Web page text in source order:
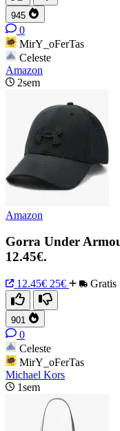
945
0
MirY_oFerTas
Celeste
Amazon
2sem
Amazon
Gorra Under
12.45€.
12.45€ 25€ Gratis
901
0
Celeste
MirY_oFerTas
Michael Kors
1sem